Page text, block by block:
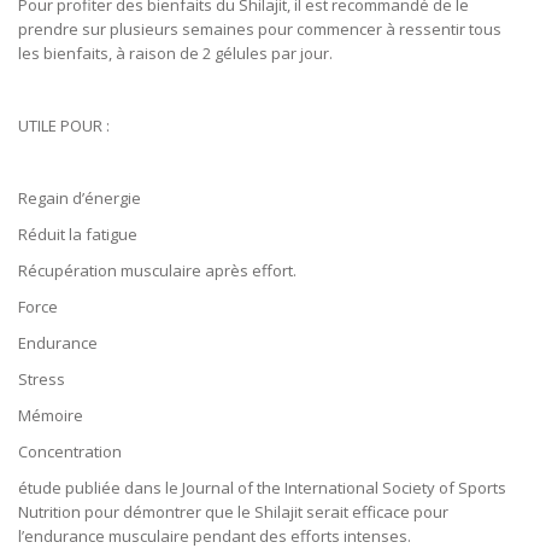
Pour profiter des bienfaits du Shilajit, il est recommandé de le
prendre sur plusieurs semaines pour commencer à ressentir tous
les bienfaits, à raison de 2 gélules par jour.
UTILE POUR :
Regain d’énergie
Réduit la fatigue
Récupération musculaire après effort.
Force
Endurance
Stress
Mémoire
Concentration
étude publiée dans le Journal of the International Society of Sports
Nutrition pour démontrer que le Shilajit serait efficace pour
l’endurance musculaire pendant des efforts intenses.